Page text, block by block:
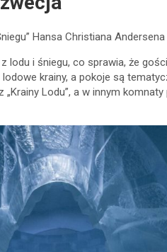
Hansa Christiana Andersena
i śniegu, co sprawia, że
krainy, a pokoje są
Lodu”, a w innym